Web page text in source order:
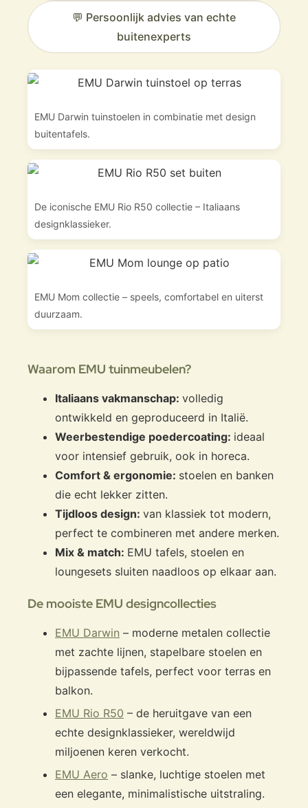
💬 Persoonlijk advies van echte
buitenexperts
EMU Darwin tuinstoelen in combinatie met design
buitentafels.
De iconische EMU Rio R50 collectie – Italiaans
designklassieker.
EMU Mom collectie – speels, comfortabel en uiterst
duurzaam.
Waarom EMU tuinmeubelen?
Italiaans vakmanschap: volledig
ontwikkeld en geproduceerd in Italië.
Weerbestendige poedercoating: ideaal
voor intensief gebruik, ook in horeca.
Comfort & ergonomie: stoelen en banken
die echt lekker zitten.
Tijdloos design: van klassiek tot modern,
perfect te combineren met andere merken.
Mix & match: EMU tafels, stoelen en
loungesets sluiten naadloos op elkaar aan.
De mooiste EMU designcollecties
EMU Darwin – moderne metalen collectie
met zachte lijnen, stapelbare stoelen en
bijpassende tafels, perfect voor terras en
balkon.
EMU Rio R50 – de heruitgave van een
echte designklassieker, wereldwijd
miljoenen keren verkocht.
EMU Aero – slanke, luchtige stoelen met
een elegante, minimalistische uitstraling.